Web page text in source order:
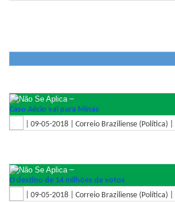
–
Caso Aécio vai para Minas
| 09-05-2018 | Correio Braziliense (Política) |
–
O destino de 14 milhões de votos
| 09-05-2018 | Correio Braziliense (Política) |